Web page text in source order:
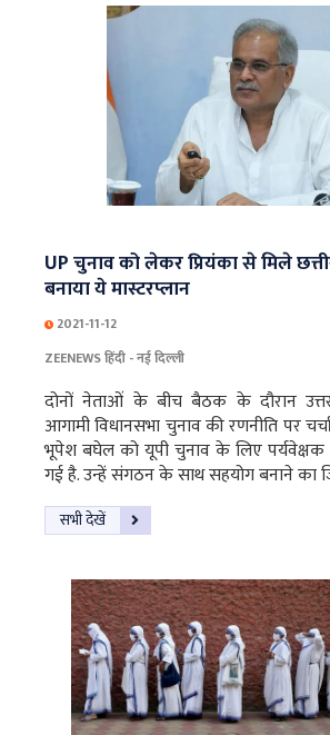
UP चुनाव को लेकर प्रियंका से मिले
बनाया ये मास्टरप्लान
2021-11-12
ZEENEWS हिंदी - नई दिल्ली
दोनों नेताओं के बीच बैठक के दौरान
आगामी विधानसभा चुनाव की रणनीति पर
भूपेश बघेल को यूपी चुनाव के लिए पर्यवेक्षक
गई है. उन्हें संगठन के साथ सहयोग बनाने का
सभी देखें